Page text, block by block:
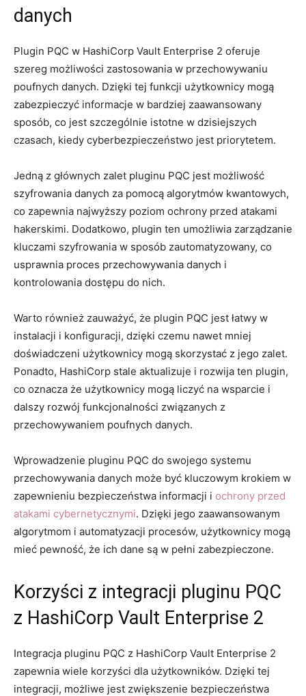
⁢danych
Plugin ​PQC w HashiCorp Vault ⁤Enterprise 2 oferuje
szereg możliwości zastosowania⁤ w przechowywaniu
poufnych danych. Dzięki ​tej funkcji użytkownicy⁢ mogą
zabezpieczyć informacje w bardziej ⁤zaawansowany
sposób, co jest szczególnie istotne ⁢w dzisiejszych
czasach, kiedy cyberbezpieczeństwo jest priorytetem.
Jedną z⁢ głównych zalet pluginu PQC jest możliwość
‍szyfrowania danych za pomocą ⁣algorytmów ‌kwantowych,⁤
co zapewnia najwyższy poziom ochrony przed ‍atakami
hakerskimi. Dodatkowo, plugin ten umożliwia zarządzanie
kluczami szyfrowania w sposób zautomatyzowany, co
usprawnia proces przechowywania⁢ danych ‍i
kontrolowania dostępu do nich.
Warto⁢ również zauważyć, ​że plugin ⁢PQC jest łatwy w
instalacji‌ i konfiguracji, dzięki czemu‌ nawet mniej
doświadczeni użytkownicy mogą skorzystać z ‍jego zalet.
Ponadto, HashiCorp stale aktualizuje i rozwija ten⁤ plugin,
co oznacza że użytkownicy mogą liczyć na wsparcie i
dalszy rozwój ⁣funkcjonalności związanych z
‌przechowywaniem ⁢poufnych danych.
Wprowadzenie⁣ pluginu PQC‌ do swojego systemu
przechowywania danych może⁢ być kluczowym krokiem w⁤
zapewnieniu ​bezpieczeństwa ⁢informacji i ochrony przed
atakami cybernetycznymi. Dzięki jego zaawansowanym ​
algorytmom i automatyzacji procesów, użytkownicy ⁢mogą
mieć pewność, że ‍ich dane są w pełni zabezpieczone.
Korzyści z integracji pluginu PQC
z HashiCorp Vault Enterprise 2
Integracja pluginu PQC z ⁤HashiCorp⁢ Vault Enterprise 2
zapewnia wiele korzyści dla użytkowników. Dzięki tej
integracji, możliwe jest zwiększenie bezpieczeństwa‌